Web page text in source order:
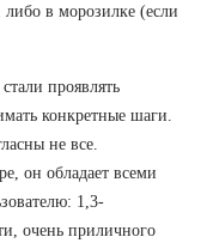
либо в морозилке (если
проявлять
конкретные шаги.
не все.
он обладает всеми
1,3-
очень приличного